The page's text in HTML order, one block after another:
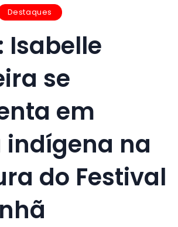
Destaques
Isabelle
se
em
indígena na
do Festival